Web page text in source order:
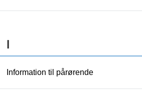
I
Information til pårørende